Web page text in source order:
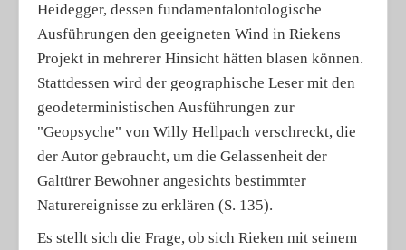
Heidegger, dessen fundamentalontologische
Ausführungen den geeigneten Wind in Riekens
Projekt in mehrerer Hinsicht hätten blasen können.
Stattdessen wird der geographische Leser mit den
geodeterministischen Ausführungen zur
"Geopsyche" von Willy Hellpach verschreckt, die
der Autor gebraucht, um die Gelassenheit der
Galtürer Bewohner angesichts bestimmter
Naturereignisse zu erklären (S. 135).
Es stellt sich die Frage, ob sich Rieken mit seinem